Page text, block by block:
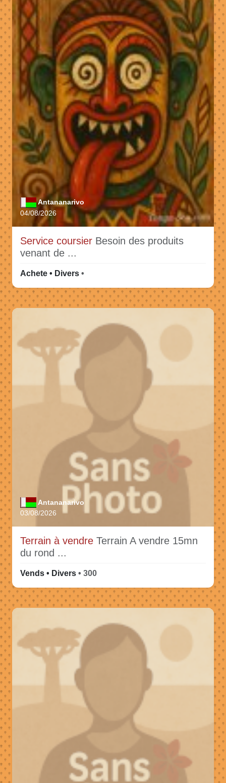
Antananarivo
04/08/2026
Service coursier Besoin des produits
venant de ...
Achete • Divers •
Antananarivo
03/08/2026
Terrain à vendre Terrain A vendre 15mn
du rond ...
Vends • Divers • 300